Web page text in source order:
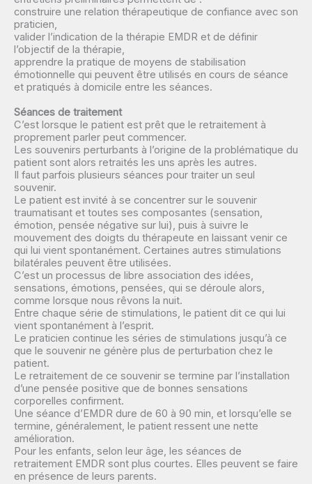
construire une relation thérapeutique de confiance avec son
praticien,
valider l’indication de la thérapie EMDR et de définir
l’objectif de la thérapie,
apprendre la pratique de moyens de stabilisation
émotionnelle qui peuvent être utilisés en cours de séance
et pratiqués à domicile entre les séances.
Séances de traitement
C’est lorsque le patient est prêt que le retraitement à
proprement parler peut commencer.
Les souvenirs perturbants à l’origine de la problématique du
patient sont alors retraités les uns après les autres.
Il faut parfois plusieurs séances pour traiter un seul
souvenir.
Le patient est invité à se concentrer sur le souvenir
traumatisant et toutes ses composantes (sensation,
émotion, pensée négative sur lui), puis à suivre le
mouvement des doigts du thérapeute en laissant venir ce
qui lui vient spontanément. Certaines autres stimulations
bilatérales peuvent être utilisées.
C’est un processus de libre association des idées,
sensations, émotions, pensées, qui se déroule alors,
comme lorsque nous rêvons la nuit.
Entre chaque série de stimulations, le patient dit ce qui lui
vient spontanément à l’esprit.
Le praticien continue les séries de stimulations jusqu’à ce
que le souvenir ne génère plus de perturbation chez le
patient.
Le retraitement de ce souvenir se termine par l’installation
d’une pensée positive que de bonnes sensations
corporelles confirment.
Une séance d’EMDR dure de 60 à 90 min, et lorsqu’elle se
termine, généralement, le patient ressent une nette
amélioration.
Pour les enfants, selon leur âge, les séances de
retraitement EMDR sont plus courtes. Elles peuvent se faire
en présence de leurs parents.